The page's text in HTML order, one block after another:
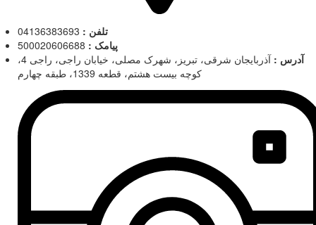
تلفن :
پیامک :
آدرس :
آذربایجان شرقی، تبریز، شهرک مصلی، خیابان راجی، راجی 4،
کوچه بیست هشتم، قطعه 1339، طبقه چهارم